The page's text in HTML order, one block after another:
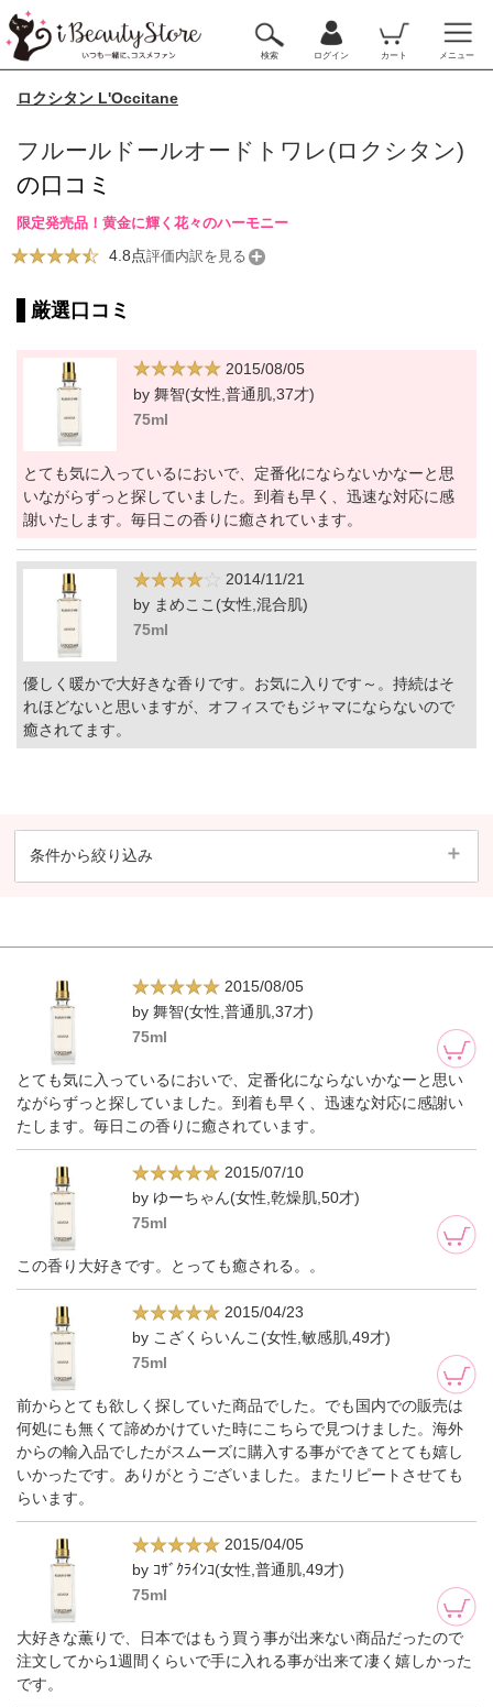
検索 ログイン カート メニュー
ロクシタン L'Occitane
フルールドールオードトワレ(ロクシタン)
の口コミ
限定発売品！黄金に輝く花々のハーモニー
4.8点評価内訳を見る
厳選口コミ
2015/08/05
by 舞智(女性,普通肌,37才)
75ml
とても気に入っているにおいで、定番化にならないかなーと思
いながらずっと探していました。到着も早く、迅速な対応に感
謝いたします。毎日この香りに癒されています。
2014/11/21
by まめここ(女性,混合肌)
75ml
優しく暖かで大好きな香りです。お気に入りです～。持続はそ
れほどないと思いますが、オフィスでもジャマにならないので
癒されてます。
条件から絞り込み
2015/08/05
by 舞智(女性,普通肌,37才)
75ml
とても気に入っているにおいで、定番化にならないかなーと思い
ながらずっと探していました。到着も早く、迅速な対応に感謝い
たします。毎日この香りに癒されています。
2015/07/10
by ゆーちゃん(女性,乾燥肌,50才)
75ml
この香り大好きです。とっても癒される。。
2015/04/23
by こざくらいんこ(女性,敏感肌,49才)
75ml
前からとても欲しく探していた商品でした。でも国内での販売は
何処にも無くて諦めかけていた時にこちらで見つけました。海外
からの輸入品でしたがスムーズに購入する事ができてとても嬉し
いかったです。ありがとうございました。またリピートさせても
らいます。
2015/04/05
by ｺｻﾞｸﾗｲﾝｺ(女性,普通肌,49才)
75ml
大好きな薫りで、日本ではもう買う事が出来ない商品だったので
注文してから1週間くらいで手に入れる事が出来て凄く嬉しかった
です。